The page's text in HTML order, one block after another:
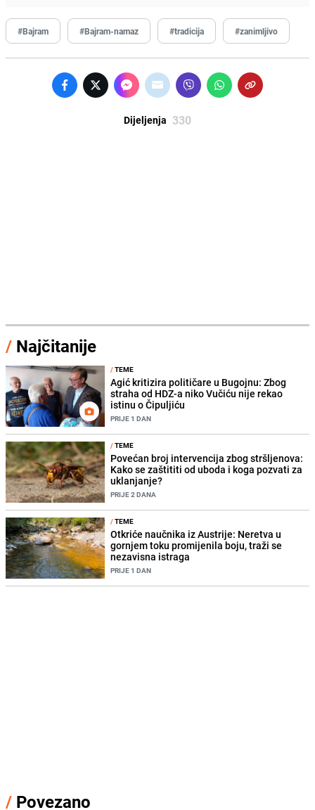
#Bajram #Bajram-namaz #tradicija #zanimljivo
Dijeljenja 330
/ Najčitanije
/TEME
Agić kritizira političare u Bugojnu: Zbog
straha od HDZ-a niko Vučiću nije rekao
istinu o Čipuljiću
PRIJE 1 DAN
/TEME
Povećan broj intervencija zbog stršljenova:
Kako se zaštititi od uboda i koga pozvati za
uklanjanje?
PRIJE 2 DANA
/TEME
Otkriće naučnika iz Austrije: Neretva u
gornjem toku promijenila boju, traži se
nezavisna istraga
PRIJE 1 DAN
/ Povezano